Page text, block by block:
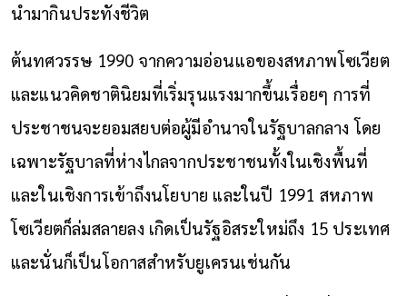
นำมากินประทังชีวิต
ต้นทศวรรษ 1990 จากความอ่อนแอของสหภาพโซเวียต
และแนวคิดชาตินิยมที่เริ่มรุนแรงมากขึ้นเรื่อยๆ การที่
ประชาชนจะยอมสยบต่อผู้มีอำนาจในรัฐบาลกลาง โดย
เฉพาะรัฐบาลที่ห่างไกลจากประชาชนทั้งในเชิงพื้นที่
และในเชิงการเข้าถึงนโยบาย และในปี 1991 สหภาพ
โซเวียตก็ล่มสลายลง เกิดเป็นรัฐอิสระใหม่ถึง 15 ประเทศ
และนั่นก็เป็นโอกาสสำหรับยูเครนเช่นกัน